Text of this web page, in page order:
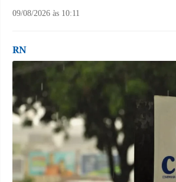
09/08/2026 às 10:11
RN